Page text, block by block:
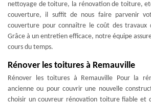
nettoyage de toiture, la rénovation de toiture,
couverture, il suffit de nous faire parvenir
couverture pour connaître le coût des travaux
Grâce à un entretien efficace, notre équipe
cours du temps.
Rénover les toitures à Remauville
Rénover les toitures à Remauville Pour la
ancienne ou pour couvrir une nouvelle
choisir un couvreur rénovation toiture fiable et